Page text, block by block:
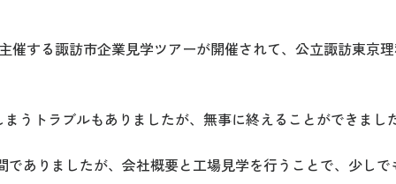
催する諏訪市企業見学ツアーが開催されて、公立諏訪東京
うトラブルもありましたが、無事に終えることができまし
でありましたが、会社概要と工場見学を行うことで、少し